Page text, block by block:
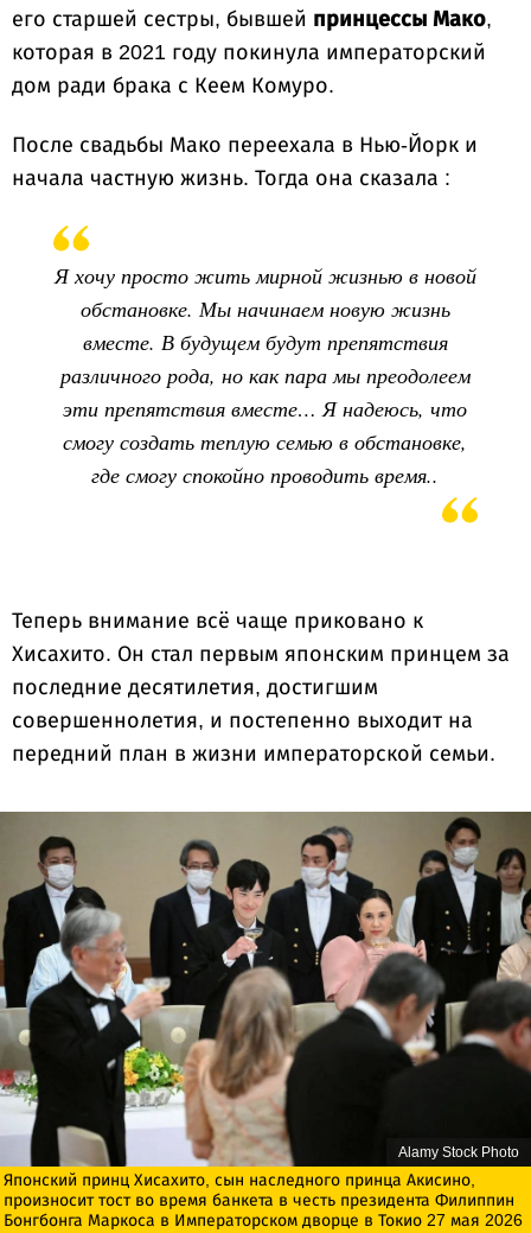
его старшей сестры, бывшей принцессы Мако,
которая в 2021 году покинула императорский
дом ради брака с Кеем Комуро.
После свадьбы Мако переехала в Нью-Йорк и
начала частную жизнь. Тогда она сказала :
Я хочу просто жить мирной жизнью в новой
обстановке. Мы начинаем новую жизнь
вместе. В будущем будут препятствия
различного рода, но как пара мы преодолеем
эти препятствия вместе… Я надеюсь, что
смогу создать теплую семью в обстановке,
где смогу спокойно проводить время..
Теперь внимание всё чаще приковано к
Хисахито. Он стал первым японским принцем за
последние десятилетия, достигшим
совершеннолетия, и постепенно выходит на
передний план в жизни императорской семьи.
Alamy Stock Photo
Японский принц Хисахито, сын наследного принца Акисино,
произносит тост во время банкета в честь президента Филиппин
Бонгбонга Маркоса в Императорском дворце в Токио 27 мая 2026